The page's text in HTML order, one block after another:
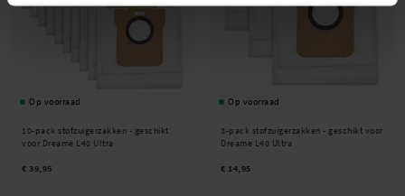
Op voorraad
10-pack stofzuigerzakken - geschikt
voor Dreame L40 Ultra
€ 39,95
Op voorraad
3-pack stofzuigerzakken - geschikt voor
Dreame L40 Ultra
€ 14,95